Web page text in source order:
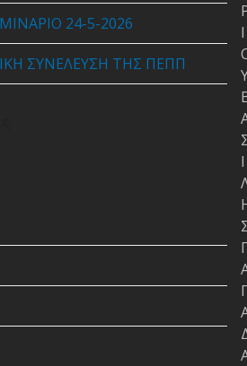
24-5-2026
ΣΥΝΕΛΕΥΣΗ ΤΗΣ ΠΕΠΠ
Ι
Ι